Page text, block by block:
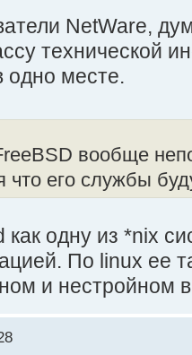
NetWare,
технической
одно месте.
вообще
что его службы
как одну из *nix
По linux ее
и нестройном